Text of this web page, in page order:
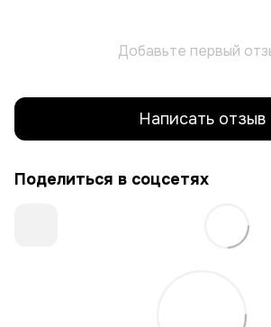
Добавьте первый
Написать отзыв
Поделиться в соцсетях